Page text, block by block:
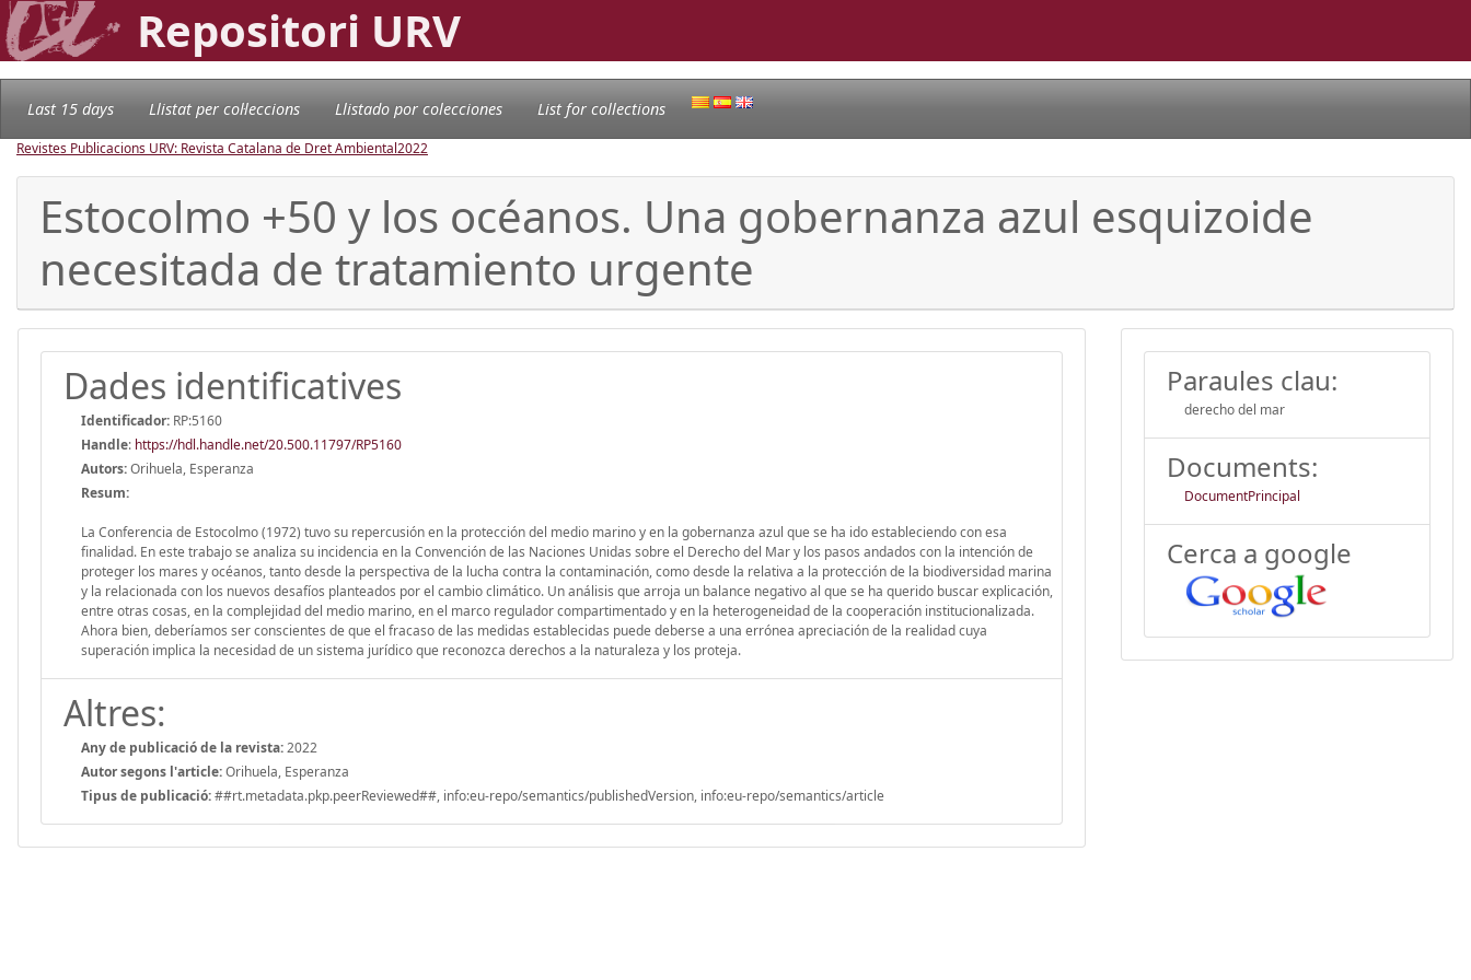
Repositori URV
Last 15 days Llistat per col·leccions Llistado por colecciones List for collections
Revistes Publicacions URV: Revista Catalana de Dret Ambiental2022
Estocolmo +50 y los océanos. Una gobernanza azul esquizoide
necesitada de tratamiento urgente
Dades identificatives
Identificador: RP:5160
Handle: https://hdl.handle.net/20.500.11797/RP5160
Autors:Orihuela, Esperanza
Resum:
La Conferencia de Estocolmo (1972) tuvo su repercusión en la protección del medio marino y en la gobernanza azul que se ha ido estableciendo con esa
finalidad. En este trabajo se analiza su incidencia en la Convención de las Naciones Unidas sobre el Derecho del Mar y los pasos andados con la intención de
proteger los mares y océanos, tanto desde la perspectiva de la lucha contra la contaminación, como desde la relativa a la protección de la biodiversidad marina
y la relacionada con los nuevos desafíos planteados por el cambio climático. Un análisis que arroja un balance negativo al que se ha querido buscar explicación,
entre otras cosas, en la complejidad del medio marino, en el marco regulador compartimentado y en la heterogeneidad de la cooperación institucionalizada.
Ahora bien, deberíamos ser conscientes de que el fracaso de las medidas establecidas puede deberse a una errónea apreciación de la realidad cuya
superación implica la necesidad de un sistema jurídico que reconozca derechos a la naturaleza y los proteja.
Altres:
Any de publicació de la revista:2022
Autor segons l'article:Orihuela, Esperanza
Tipus de publicació:##rt.metadata.pkp.peerReviewed##, info:eu-repo/semantics/publishedVersion, info:eu-repo/semantics/article
Paraules clau:
derecho del mar
Documents:
DocumentPrincipal
Cerca a google